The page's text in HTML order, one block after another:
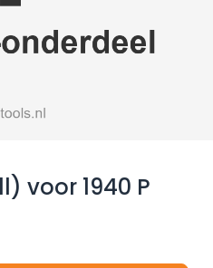
voor 1940 P